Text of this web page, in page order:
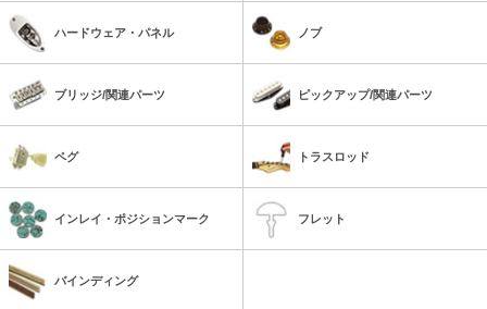
ハードウェア・パネル ノブ
ブリッジ/関連パーツ ピックアップ/関連パーツ
ペグ トラスロッド
インレイ・ポジションマーク フレット
バインディング